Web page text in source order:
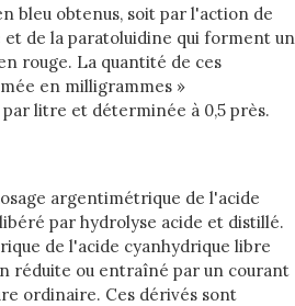
bleu obtenus, soit par l'action de
et de la paratoluidine qui forment un
rouge. La quantité de ces
en milligrammes »
litre et déterminée à 0,5 près.
argentimétrique de l'acide
par hydrolyse acide et distillé.
de l'acide cyanhydrique libre
réduite ou entraîné par un courant
ordinaire. Ces dérivés sont